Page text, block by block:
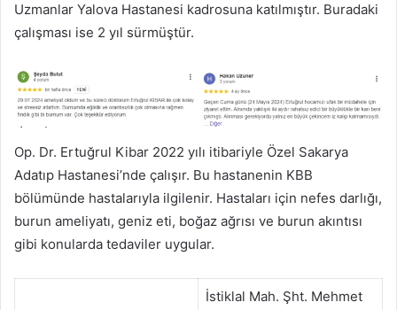
Uzmanlar Yalova Hastanesi kadrosuna katılmıştır. Buradaki
çalışması ise 2 yıl sürmüştür.
Op. Dr. Ertuğrul Kibar 2022 yılı itibariyle Özel Sakarya
Adatıp Hastanesi’nde çalışır. Bu hastanenin KBB
bölümünde hastalarıyla ilgilenir. Hastaları için nefes darlığı,
burun ameliyatı, geniz eti, boğaz ağrısı ve burun akıntısı
gibi konularda tedaviler uygular.
İstiklal Mah. Şht. Mehmet